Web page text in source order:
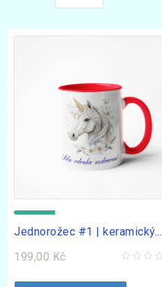
Jednorožec #1 | keramický...
199,00 Kč